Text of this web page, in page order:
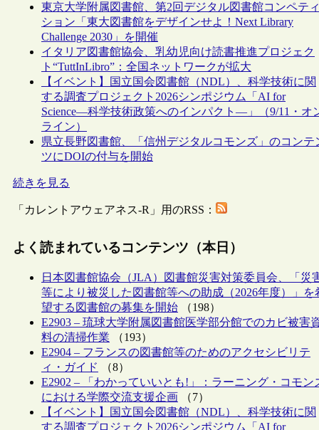
東京大学附属図書館、第2回デジタル図書館コンペティ
ション「東大図書館をデザインせよ！Next Library
Challenge 2030」を開催
イタリア図書館協会、乳幼児向け読書推進プロジェク
ト“TuttInLibro”：全国ネットワークが拡大
【イベント】国立国会図書館（NDL）、科学技術に関
する調査プロジェクト2026シンポジウム「AI for
Science―科学技術政策へのインパクト―」（9/11・オ
ライン）
県立長野図書館、「信州デジタルコモンズ」のコンテ
ツにDOIの付与を開始
続きを見る
「カレントアウェアネス-R」用のRSS：
よく読まれているコンテンツ（本日）
日本図書館協会（JLA）図書館災害対策委員会、「災
等により被災した図書館等への助成（2026年度）」を
望する図書館の募集を開始 （198）
E2903 – 琉球大学附属図書館医学部分館でのカビ被害
料の清掃作業 （193）
E2904 – フランスの図書館等のためのアクセシビリテ
ィ・ガイド
（8）
E2902 – 「わかっていいとも!」：ラーニング・コモン
における学際交流支援企画 （7）
【イベント】国立国会図書館（NDL）、科学技術に関
する調査プロジェクト2026シンポジウム「AI for